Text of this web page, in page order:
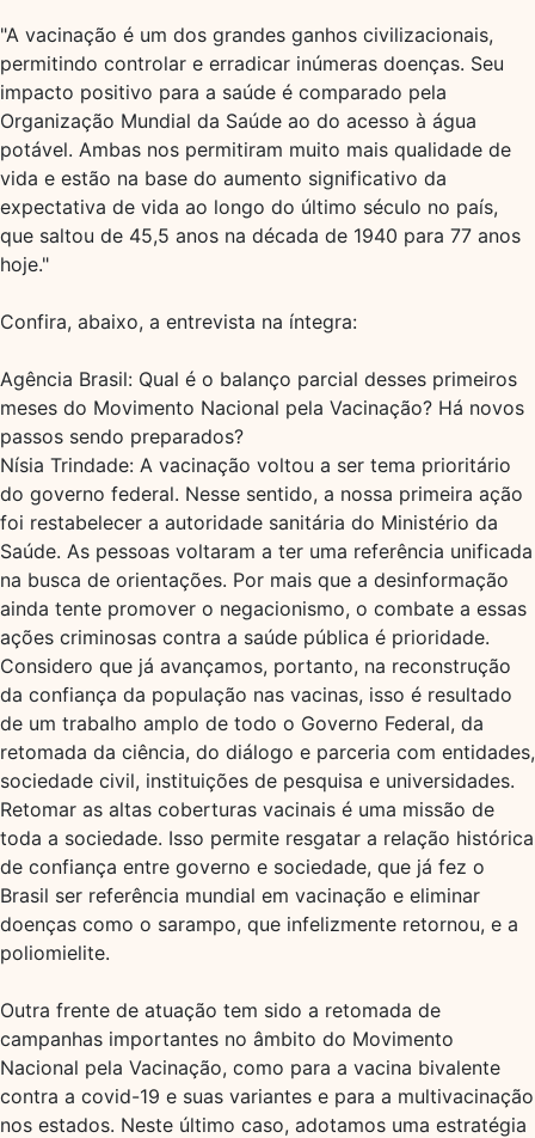
"A vacinação é um dos grandes ganhos civilizacionais,
permitindo controlar e erradicar inúmeras doenças. Seu
impacto positivo para a saúde é comparado pela
Organização Mundial da Saúde ao do acesso à água
potável. Ambas nos permitiram muito mais qualidade de
vida e estão na base do aumento significativo da
expectativa de vida ao longo do último século no país,
que saltou de 45,5 anos na década de 1940 para 77 anos
hoje."
Confira, abaixo, a entrevista na íntegra:
Agência Brasil: Qual é o balanço parcial desses primeiros
meses do Movimento Nacional pela Vacinação? Há novos
passos sendo preparados?
Nísia Trindade: A vacinação voltou a ser tema prioritário
do governo federal. Nesse sentido, a nossa primeira ação
foi restabelecer a autoridade sanitária do Ministério da
Saúde. As pessoas voltaram a ter uma referência unificada
na busca de orientações. Por mais que a desinformação
ainda tente promover o negacionismo, o combate a essas
ações criminosas contra a saúde pública é prioridade.
Considero que já avançamos, portanto, na reconstrução
da confiança da população nas vacinas, isso é resultado
de um trabalho amplo de todo o Governo Federal, da
retomada da ciência, do diálogo e parceria com entidades,
sociedade civil, instituições de pesquisa e universidades.
Retomar as altas coberturas vacinais é uma missão de
toda a sociedade. Isso permite resgatar a relação histórica
de confiança entre governo e sociedade, que já fez o
Brasil ser referência mundial em vacinação e eliminar
doenças como o sarampo, que infelizmente retornou, e a
poliomielite.
Outra frente de atuação tem sido a retomada de
campanhas importantes no âmbito do Movimento
Nacional pela Vacinação, como para a vacina bivalente
contra a covid-19 e suas variantes e para a multivacinação
nos estados. Neste último caso, adotamos uma estratégia